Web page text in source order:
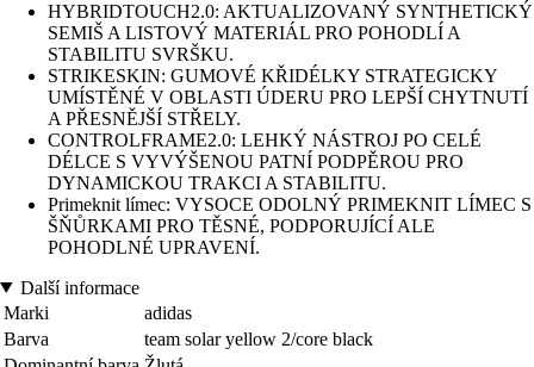
HYBRIDTOUCH2.0: AKTUALIZOVANÝ SYNTHETICKÝ
SEMIŠ A LISTOVÝ MATERIÁL PRO POHODLÍ A
STABILITU SVRŠKU.
STRIKESKIN: GUMOVÉ KŘIDÉLKY STRATEGICKY
UMÍSTĚNÉ V OBLASTI ÚDERU PRO LEPŠÍ CHYTNUTÍ
A PŘESNĚJŠÍ STŘELY.
CONTROLFRAME2.0: LEHKÝ NÁSTROJ PO CELÉ
DÉLCE S VYVÝŠENOU PATNÍ PODPĚROU PRO
DYNAMICKOU TRAKCI A STABILITU.
Primeknit límec: VYSOCE ODOLNÝ PRIMEKNIT LÍMEC S
ŠŇŮRKAMI PRO TĚSNÉ, PODPORUJÍCÍ ALE
POHODLNÉ UPRAVENÍ.
Další informace
Marki
adidas
Barva
team solar yellow 2/core black